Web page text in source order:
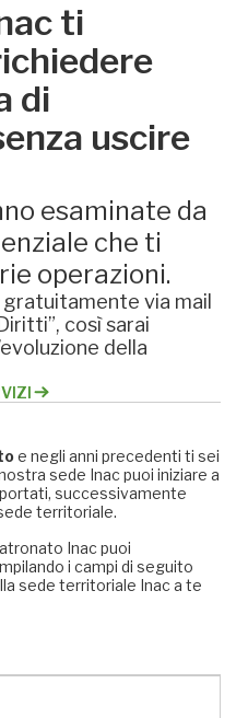
ti
di
uscire
esaminate da
che ti
operazioni.
via mail
così sarai
della
e negli anni precedenti ti sei
sede Inac puoi iniziare a
successivamente
territoriale.
Inac puoi
i campi di seguito
sede territoriale Inac a te